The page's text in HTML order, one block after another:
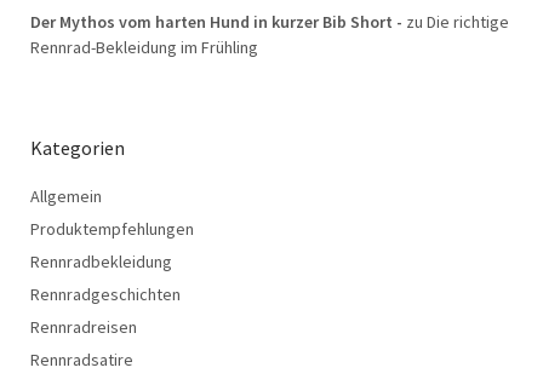
Der Mythos vom harten Hund in kurzer Bib Short - zu Die richtige
Rennrad-Bekleidung im Frühling
Kategorien
Allgemein
Produktempfehlungen
Rennradbekleidung
Rennradgeschichten
Rennradreisen
Rennradsatire